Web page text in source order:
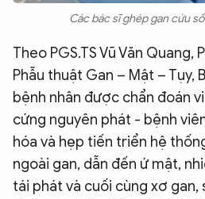
Các bác sĩ ghép gan cứu
Theo PGS.TS Vũ Văn Quang,
Phẫu thuật Gan – Mật – Tụy,
bệnh nhân được chẩn đoán
cứng nguyên phát - bệnh
hóa và hẹp tiến triển hệ
ngoài gan, dẫn đến ứ mật,
tái phát và cuối cùng xơ gan,